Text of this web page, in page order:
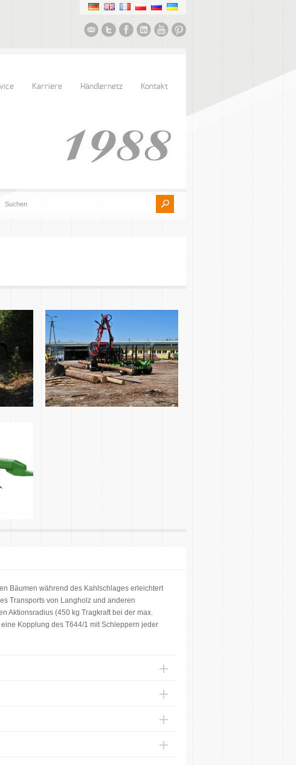
Karriere Händlernetz Kontakt
Bäumen während des Kahlschlages erleichtert
Transports von Langholz und anderen
Aktionsradius (450 kg Tragkraft bei der max.
Kopplung des T644/1 mit Schleppern jeder